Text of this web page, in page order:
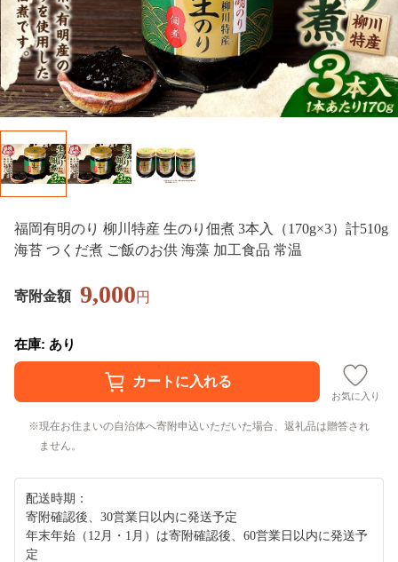
福岡有明のり 柳川特産 生のり佃煮 3本入（170g×3）計510g
海苔 つくだ煮 ご飯のお供 海藻 加工食品 常温
寄附金額 9,000円
在庫: あり
お気に入り
現在お住まいの自治体へ寄附申込いただいた場合、返礼品は贈答され
ません。
配送時期：
寄附確認後、30営業日以内に発送予定
年末年始（12月・1月）は寄附確認後、60営業日以内に発送予
定